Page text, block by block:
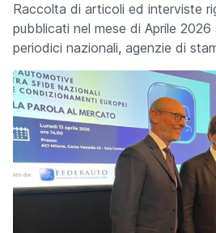
Raccolta di articoli ed interviste
pubblicati nel mese di Aprile 2026
periodici nazionali, agenzie di